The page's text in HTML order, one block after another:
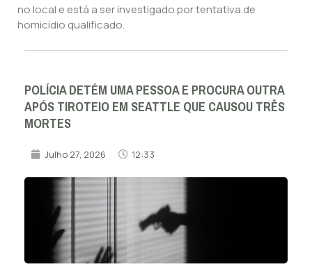
no local e está a ser investigado por tentativa de
homicídio qualificado.
POLÍCIA DETÉM UMA PESSOA E PROCURA OUTRA
APÓS TIROTEIO EM SEATTLE QUE CAUSOU TRÊS
MORTES
Julho 27, 2026 12:33